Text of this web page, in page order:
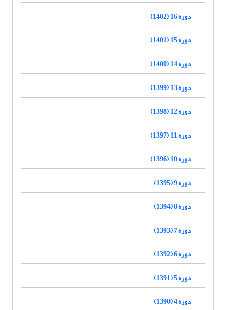
دوره 16 (1402)
دوره 15 (1401)
دوره 14 (1400)
دوره 13 (1399)
دوره 12 (1398)
دوره 11 (1397)
دوره 10 (1396)
دوره 9 (1395)
دوره 8 (1394)
دوره 7 (1393)
دوره 6 (1392)
دوره 5 (1391)
دوره 4 (1390)